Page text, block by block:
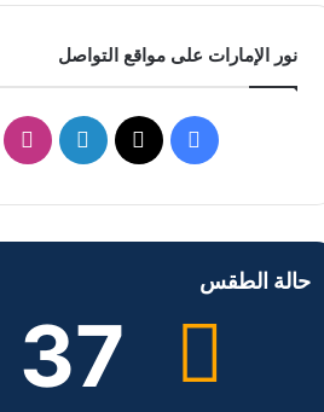
نور الإمارات على مواقع التواصل
س
و
ك
ن
د
إ
س
حالة الطقس
37